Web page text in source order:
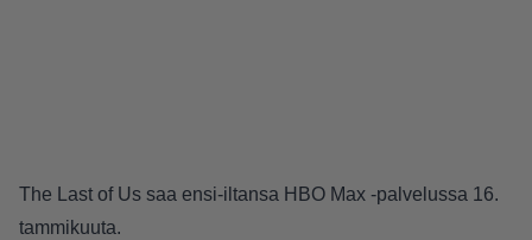
The Last of Us saa ensi-iltansa HBO Max -palvelussa 16.
tammikuuta.